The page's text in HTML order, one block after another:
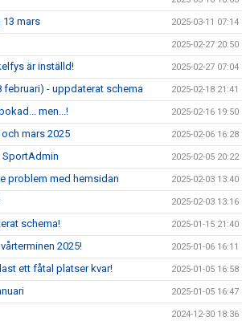
mars 2025-03-11 07:14
2025-02-27 20:50
är inställd! 2025-02-27 07:04
februari) - uppdaterat schema 2025-02-18 21:41
men...! 2025-02-16 19:50
mars 2025 2025-02-06 16:28
2025-02-05 20:22
problem med hemsidan 2025-02-03 13:40
2025-02-03 13:16
schema! 2025-01-15 21:40
2025! 2025-01-06 16:11
ett fåtal platser kvar! 2025-01-05 16:58
2025-01-05 16:47
2024-12-30 18:36